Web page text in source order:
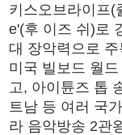
키스오브라이프(
e'(후 이즈 쉬)로
대 장악력으로
미국 빌보드 월
고, 아이튠즈 톱
트남 등 여러 국
라 음악방송 2관